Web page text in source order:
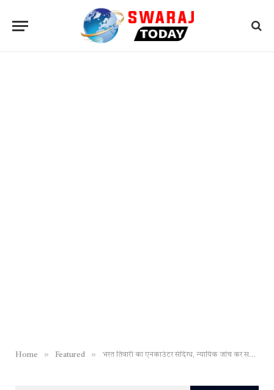
Home » Featured » भरत तिवारी का एनकाउंटर संदिग्ध, न्यायिक जांच कर सच्चाई उजागर की जाए – अधिवक्ता धनेश कुमार सिंह